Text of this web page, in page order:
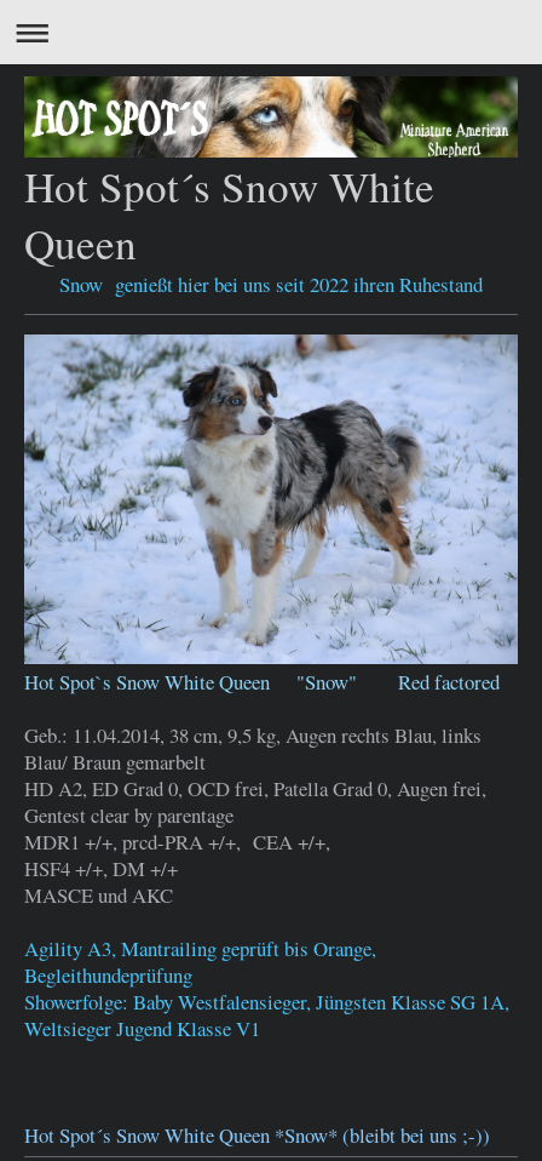
Hot Spot´s Snow White
Queen
Snow genießt hier bei uns seit 2022 ihren Ruhestand
Hot Spot`s Snow White Queen "Snow" Red factored
Geb.: 11.04.2014, 38 cm, 9,5 kg, Augen rechts Blau, links
Blau/ Braun gemarbelt
HD A2, ED Grad 0, OCD frei, Patella Grad 0, Augen frei,
Gentest clear by parentage
MDR1 +/+, prcd-PRA +/+, CEA +/+,
HSF4 +/+, DM +/+
MASCE und AKC
Agility A3, Mantrailing geprüft bis Orange,
Begleithundeprüfung
Showerfolge: Baby Westfalensieger, Jüngsten Klasse SG 1A,
Weltsieger Jugend Klasse V1
Hot Spot´s Snow White Queen *Snow* (bleibt bei uns ;-))